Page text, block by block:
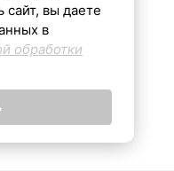
сайт, вы даете
в
обработки